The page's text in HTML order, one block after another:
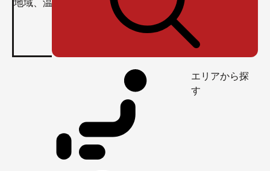
エリアから探
す